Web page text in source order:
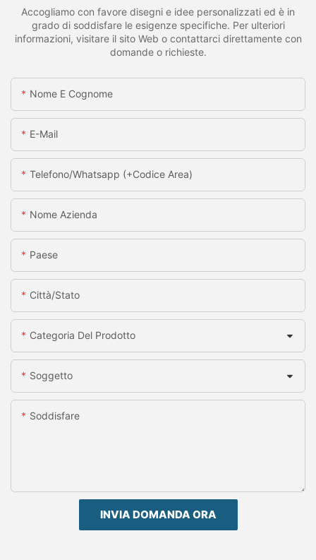
Accogliamo con favore disegni e idee personalizzati ed è in
grado di soddisfare le esigenze specifiche. Per ulteriori
informazioni, visitare il sito Web o contattarci direttamente con
domande o richieste.
Nome E Cognome
E-Mail
Telefono/whatsapp (+codice Area)
Nome Azienda
Paese
Città/stato
Categoria Del Prodotto
Soggetto
Soddisfare
INVIA DOMANDA ORA